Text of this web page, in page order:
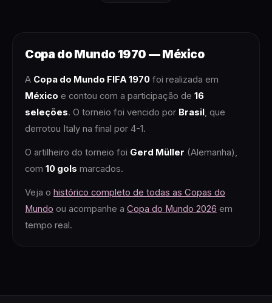
Copa do Mundo 1970 —México
A Copa do Mundo FIFA1970 foi realizada em
México e contou com a participação de 16
seleções. O torneio foi vencido por Brasil , que
derrotou Italy na final por 4-1.
O artilheiro do torneio foi Gerd Müller (Alemanha),
com 10 gols marcados.
Veja o histórico completo de todas as Copas do
Mundo ou acompanhe a Copa do Mundo 2026 em
tempo real.